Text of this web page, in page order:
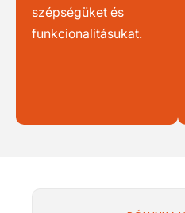
szépségüket és
funkcionalitásukat.